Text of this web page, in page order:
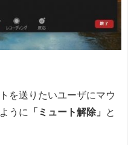
を送りたいユーザにマウ
うに
「ミュート解除」
と